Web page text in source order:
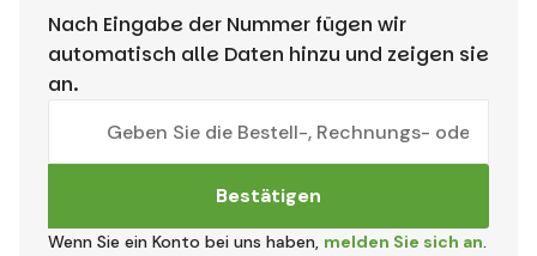
Nach Eingabe der Nummer fügen wir
automatisch alle Daten hinzu und zeigen sie
an.
Bestätigen
Wenn Sie ein Konto bei uns haben, melden Sie sich an.